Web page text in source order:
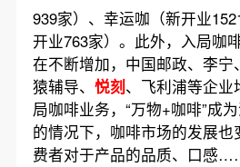
939家）、幸运咖（新开业
开业763家）。此外，入局咖
在不断增加，中国邮政、李宁
猿辅导、 悦刻、飞利浦等企业
局咖啡业务，“万物+咖啡”成
的情况下，咖啡市场的发展
费者对于产品的品质、口感